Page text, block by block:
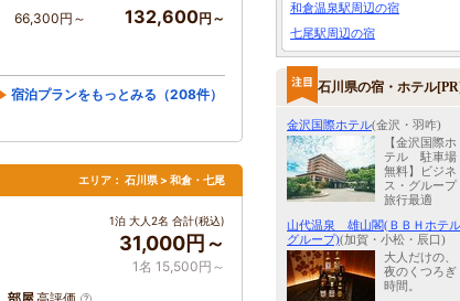
66,300円～ 132,600円～
宿泊プランをもっとみる（208件）
エリア： 石川県 > 和倉・七尾
1泊 大人2名 合計(税込)
31,000円～
1名 15,500円～
和倉温泉駅周辺の宿
七尾駅周辺の宿
石川県の宿・ホテル
金沢国際ホテル(金沢・羽咋)
【金沢国際ホ
テル 駐車場
無料】ビジネ
ス・グループ
旅行最適
山代温泉 雄山閣(ＢＢＨホテル
グループ)(加賀・小松・辰口)
大人だけの、
夜のくつろぎ
時間。